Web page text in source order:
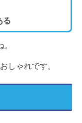
る
しゃれです。